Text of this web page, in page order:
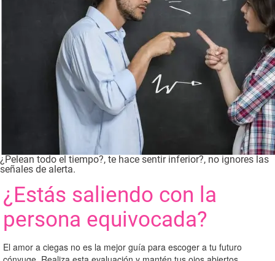
¿Pelean todo el tiempo?, te hace sentir inferior?, no ignores las
señales de alerta.
¿Estás saliendo con la
persona equivocada?
El amor a ciegas no es la mejor guía para escoger a tu futuro